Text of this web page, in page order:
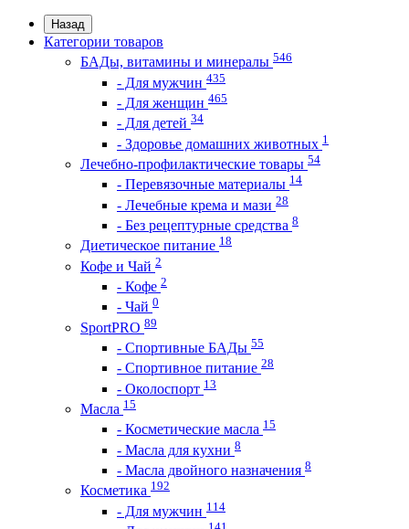
Назад
Категории товаров
БАДы, витамины и минералы 546
- Для мужчин 435
- Для женщин 465
- Для детей 34
- Здоровье домашних животных 1
Лечебно-профилактические товары 54
- Перевязочные материалы 14
- Лечебные крема и мази 28
- Без рецептурные средства 8
Диетическое питание 18
Кофе и Чай 2
- Кофе 2
- Чай 0
SportPRO 89
- Спортивные БАДы 55
- Спортивное питание 28
- Околоспорт 13
Масла 15
- Косметические масла 15
- Масла для кухни 8
- Масла двойного назначения 8
Косметика 192
- Для мужчин 114